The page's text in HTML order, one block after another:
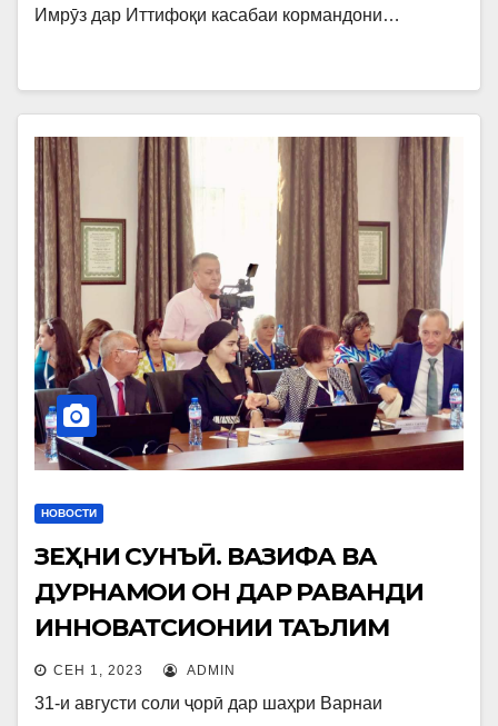
Имрӯз дар Иттифоқи касабаи кормандони…
НОВОСТИ
ЗЕҲНИ СУНЪӢ. ВАЗИФА ВА
ДУРНАМОИ ОН ДАР РАВАНДИ
ИННОВАТСИОНИИ ТАЪЛИМ
СЕН 1, 2023 ADMIN
31-и августи соли ҷорӣ дар шаҳри Варнаи